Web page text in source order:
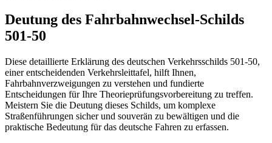
Deutung des Fahrbahnwechsel-Schilds
501-50
Diese detaillierte Erklärung des deutschen Verkehrsschilds 501-50,
einer entscheidenden Verkehrsleittafel, hilft Ihnen,
Fahrbahnverzweigungen zu verstehen und fundierte
Entscheidungen für Ihre Theorieprüfungsvorbereitung zu treffen.
Meistern Sie die Deutung dieses Schilds, um komplexe
Straßenführungen sicher und souverän zu bewältigen und die
praktische Bedeutung für das deutsche Fahren zu erfassen.